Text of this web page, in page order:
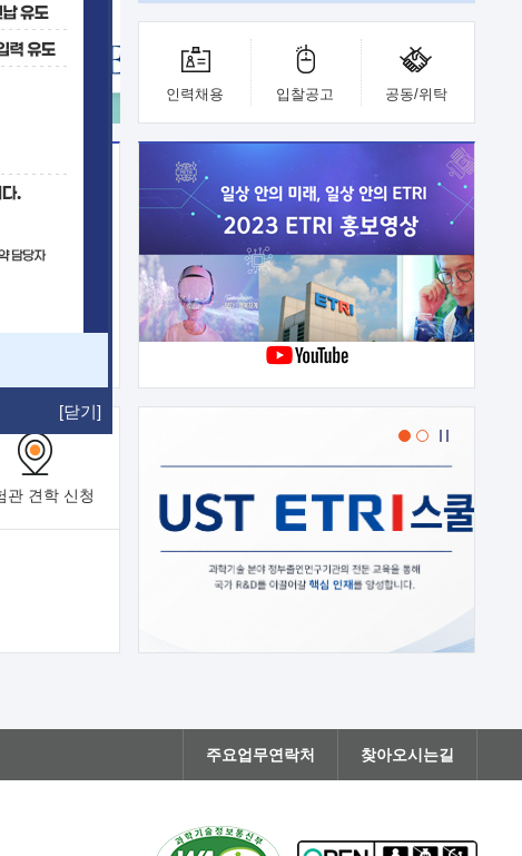
[닫기]
인력채용 입찰공고 공동/위탁
이전
기업 지원
가능 기술
체실험실
관 견학 신청
주요업무연락처 찾아오시는길